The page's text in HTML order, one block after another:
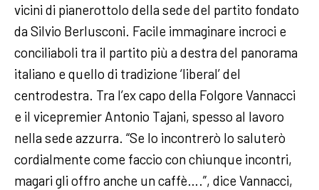
vicini di pianerottolo della sede del partito fondato
da Silvio Berlusconi. Facile immaginare incroci e
conciliaboli tra il partito più a destra del panorama
italiano e quello di tradizione ‘liberal’ del
centrodestra. Tra l’ex capo della Folgore Vannacci
e il vicepremier Antonio Tajani, spesso al lavoro
nella sede azzurra. “Se lo incontrerò lo saluterò
cordialmente come faccio con chiunque incontri,
magari gli offro anche un caffè….”, dice Vannacci,